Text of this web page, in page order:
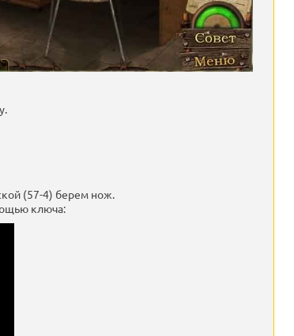
(57-4) берем нож.
ключа: